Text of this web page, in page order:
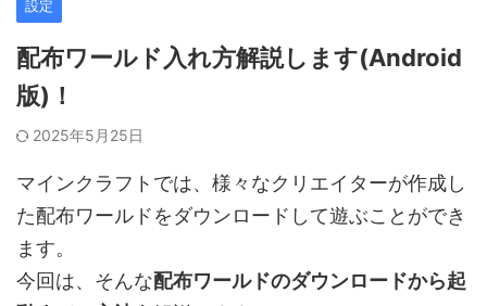
設定
配布ワールド入れ方解説します(Android
版)！
2025年5月25日
マインクラフトでは、様々なクリエイターが作成し
た配布ワールドをダウンロードして遊ぶことができ
ます。
今回は、そんな配布ワールドのダウンロードから起